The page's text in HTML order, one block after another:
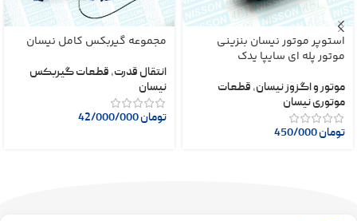
استوپر موتور نیسان بنزینی
موتور پله ای سایپا یدک
موتور و اگزوز نیسان, قطعات
موتوری نیسان
تومان
مجموعه گیربکس کامل نیسان
انتقال قدرت, قطعات گیربکس
نیسان
تومان